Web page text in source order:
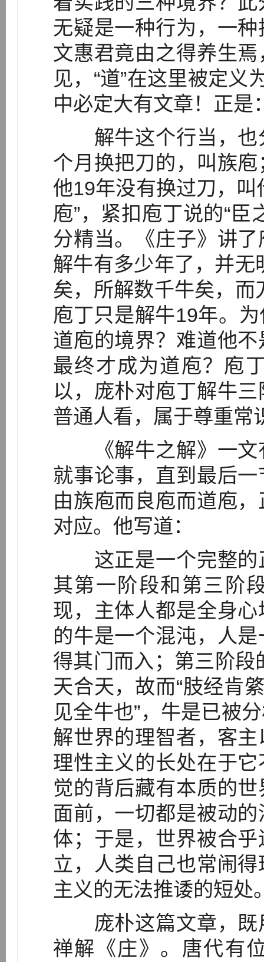
无疑是一种行为，一
文惠君竟由之得养生
见，“道”在这里被定义
中必定大有文章！正是
解牛这个行当，也
个月换把刀的，叫族
他19年没有换过刀，叫
庖”，紧扣庖丁说的“
分精当。《庄子》讲
解牛有多少年了，并无
矣，所解数千牛矣，而
庖丁只是解牛19年。
道庖的境界？难道他
最终才成为道庖？庖
以，庞朴对庖丁解牛
普通人看，属于尊重常
《解牛之解》一文
就事论事，直到最后
由族庖而良庖而道庖
对应。他写道：
这正是一个完整的
其第一阶段和第三阶
现，主体人都是全身
的牛是一个混沌，人
得其门而入；第三阶段
天合天，故而“肢经肯
见全牛也”，牛是已被
解世界的理智者，客
理性主义的长处在于
觉的背后藏有本质的
面前，一切都是被动
体；于是，世界被合
立，人类自己也常闹
主义的无法推诿的短处
庞朴这篇文章，既
禅解《庄》。唐代有